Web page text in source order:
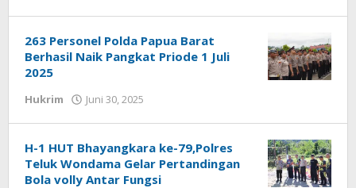
:
Star
263 Personel Polda Papua Barat
Berhasil Naik Pangkat Priode 1 Juli
2025
Hukrim Juni 30, 2025
:
Papua
Star
H-1 HUT Bhayangkara ke-79,Polres
Teluk Wondama Gelar Pertandingan
Bola volly Antar Fungsi